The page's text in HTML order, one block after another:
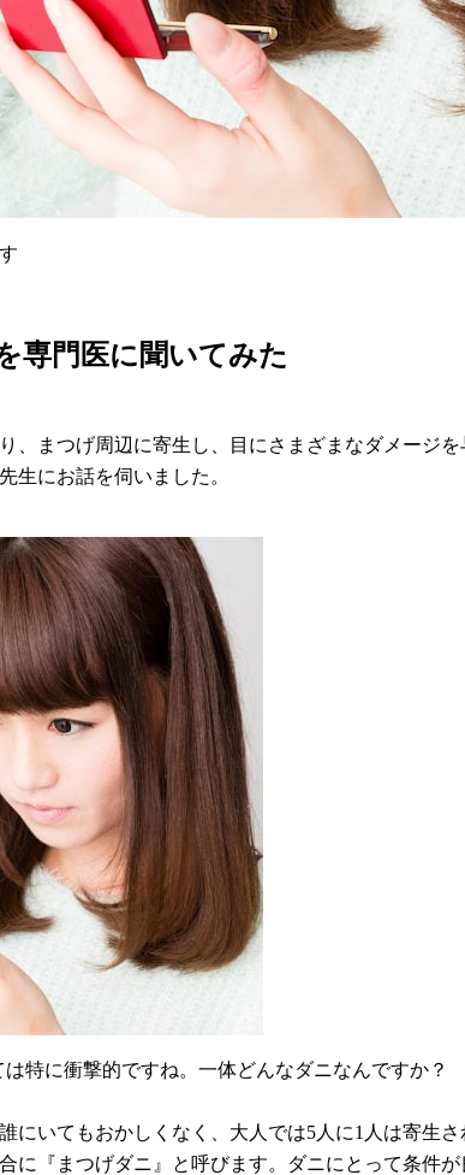
専門医に聞いてみた
まつげ周辺に寄生し、目にさまざまなダメージ
生にお話を伺いました。
特に衝撃的ですね。一体どんなダニなんですか？
にいてもおかしくなく、大人では5人に1人は寄
『まつげダニ』と呼びます。ダニにとって条件